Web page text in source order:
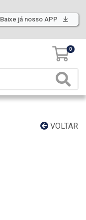
Baixe já nosso APP
0
VOLTAR